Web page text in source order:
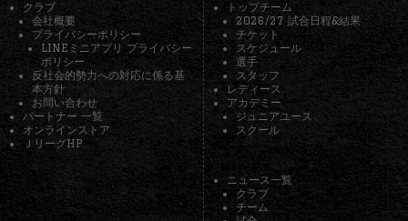
クラブ
会社概要
プライバシーポリシー
LINEミニアプリ プライバシー
ポリシー
反社会的勢力への対応に係る基
本方針
お問い合わせ
パートナー 一覧
オンラインストア
ＪリーグHP
トップチーム
2026/27 試合日程&結果
チケット
スケジュール
選手
スタッフ
レディース
アカデミー
ジュニアユース
スクール
ニュース一覧
クラブ
チーム